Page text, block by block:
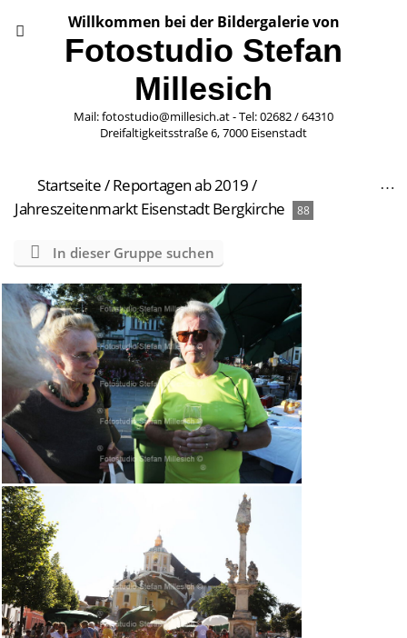
Willkommen bei der Bildergalerie von
Fotostudio Stefan
Millesich
Mail: fotostudio@millesich.at - Tel: 02682 / 64310
Dreifaltigkeitsstraße 6, 7000 Eisenstadt
Startseite/Reportagen ab 2019/
Jahreszeitenmarkt Eisenstadt Bergkirche
88
In dieser Gruppe suchen